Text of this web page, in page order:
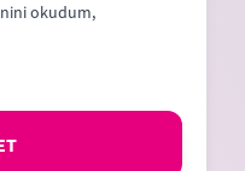
okudum,